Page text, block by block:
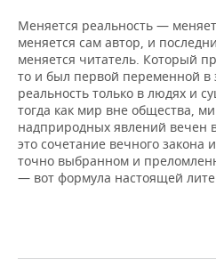
Меняется реальность —
меняется сам автор, и
меняется читатель. Который
то и был первой переменной в
реальность только в людях и
тогда как мир вне общества,
надприродных явлений вечен
это сочетание вечного закона
точно выбранном и
— вот формула настоящей